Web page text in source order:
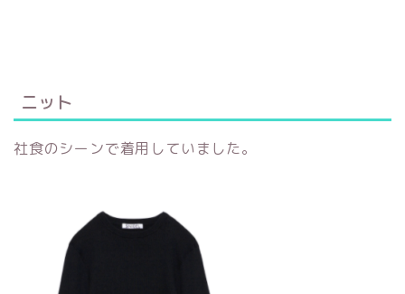
ニット
社食のシーンで着用していました。